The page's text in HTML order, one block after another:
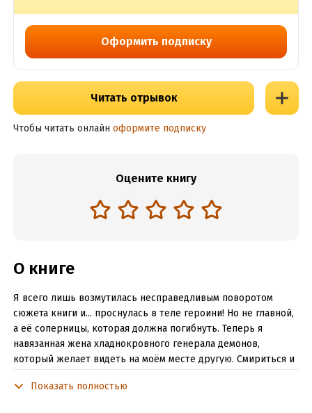
Оформить подписку
Читать отрывок
Чтобы читать онлайн оформите подписку
Оцените книгу
О книге
Я всего лишь возмутилась несправедливым поворотом
сюжета книги и... проснулась в теле героини! Но не главной,
а её соперницы, которая должна погибнуть. Теперь я
навязанная жена хладнокровного генерала демонов,
который желает видеть на моём месте другую. Смириться и
докажу, что злодейка тоже достойна счастья!
Показать полностью